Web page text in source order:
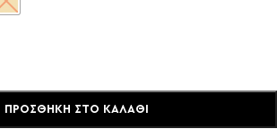
ΠΡΟΣΘΉΚΗ ΣΤΟ ΚΑΛΆΘΙ